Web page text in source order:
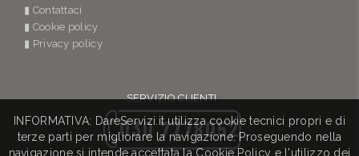
▮ Contattaci
▮ Cookie policy
▮ Privacy policy
SERVIZIO CLIENTI
030 7778052
INFORMATIVA: DareServizi.it utilizza cookie tecnici propri e di
terze parti per migliorare la navigazione. Proseguendo nella
navigazione si intende accettata la Cookie Policy e l'utilizzo dei